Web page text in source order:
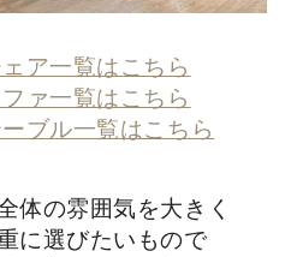
ア一覧はこちら
ァ一覧はこちら
ブル一覧はこちら
体の雰囲気を大きく
に選びたいもので